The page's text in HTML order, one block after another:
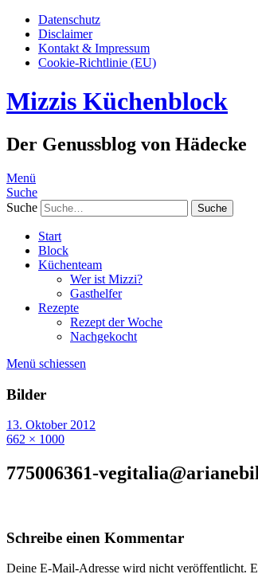
Datenschutz
Disclaimer
Kontakt & Impressum
Cookie-Richtlinie (EU)
Mizzis Küchenblock
Der Genussblog von Hädecke
Menü
Suche
Suche
Start
Block
Küchenteam
Wer ist Mizzi?
Gasthelfer
Rezepte
Rezept der Woche
Nachgekocht
Menü schiessen
Bilder
13. Oktober 2012
662 × 1000
775006361-
Schreibe einen Kommentar
Deine E-Mail-Adresse wird nicht veröffentlicht.